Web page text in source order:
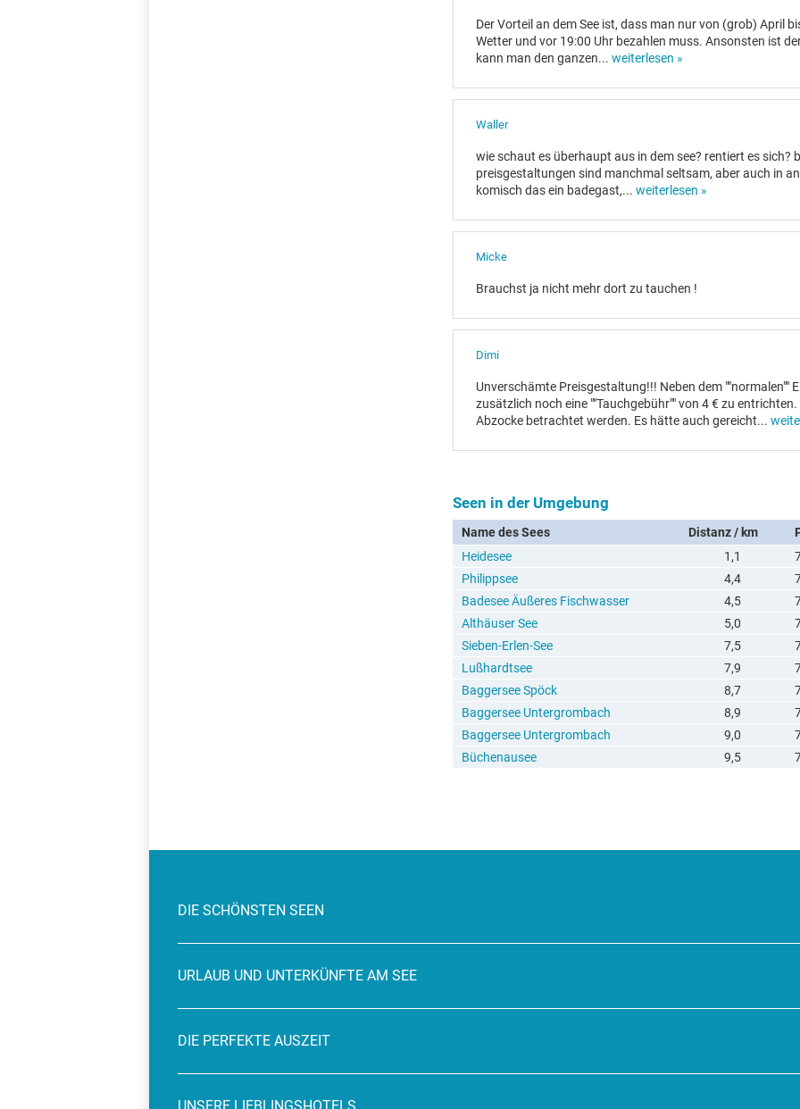
Der Vorteil an dem See ist, dass man nur von (grob) April
Wetter und vor 19:00 Uhr bezahlen muss. Ansonsten ist
kann man den ganzen... weiterlesen »
Waller
wie schaut es überhaupt aus in dem see? rentiert es sich?
preisgestaltungen sind manchmal seltsam, aber auch in
komisch das ein badegast,... weiterlesen »
Micke
Brauchst ja nicht mehr dort zu tauchen !
Dimi
Unverschämte Preisgestaltung!!! Neben dem ""normalen""
zusätzlich noch eine ""Tauchgebühr"" von 4 € zu
Abzocke betrachtet werden. Es hätte auch gereicht...
Seen in der Umgebung
Name des Sees Distanz / km
Heidesee
1,1
Philippsee
4,4
Badesee Äußeres Fischwasser
4,5
Althäuser See
5,0
Sieben-Erlen-See
7,5
Lußhardtsee
7,9
Baggersee Spöck
8,7
Baggersee Untergrombach
8,9
Baggersee Untergrombach
9,0
Büchenausee
9,5
DIE SCHÖNSTEN SEEN
URLAUB UND UNTERKÜNFTE AM SEE
DIE PERFEKTE AUSZEIT